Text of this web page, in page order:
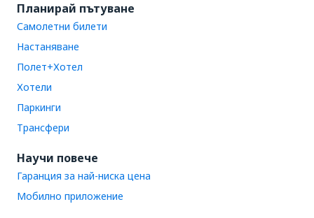
Планирай пътуване
Самолетни билети
Настаняване
Полет+Хотел
Хотели
Паркинги
Трансфери
Научи повече
Гаранция за най-ниска цена
Мобилно приложение